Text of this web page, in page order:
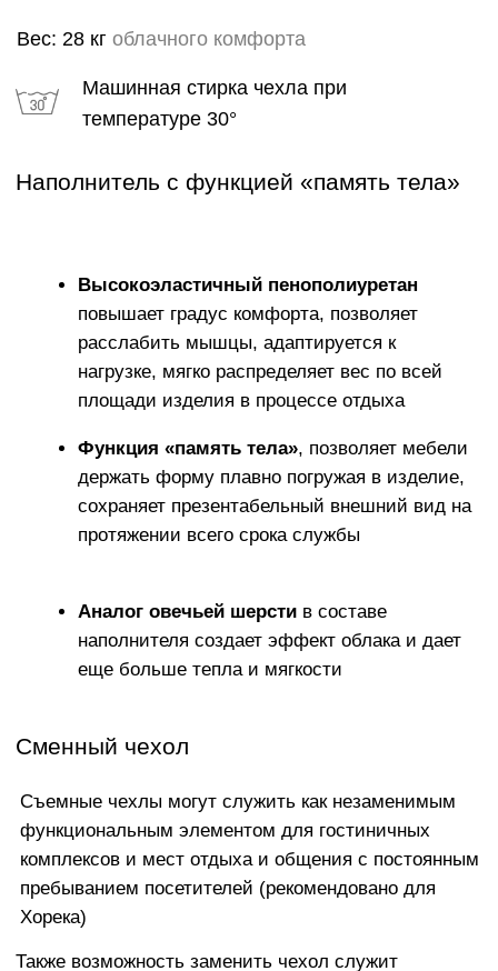
ГАРАНТИИ
гарантию и сервисное обслуживание КОМФОРТ+
ИСКЛЮЧИТЕЛЬНАЯ
МЯГКОСТЬ
Устраивайтесь поудобнее на своем пуфе в течение
нескольких часов, читайте книгу, играйте, смотрите
фильмы, вздремните или расслабьтесь вместе со
своими любимыми.
неприятного и электризующегося